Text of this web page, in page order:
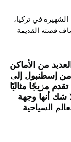
في تركيا،
قصته القديمة
من الأماكن
من إسطنبول إلى
مزيجًا مثاليًا
شك أنها وجهة
السياحية